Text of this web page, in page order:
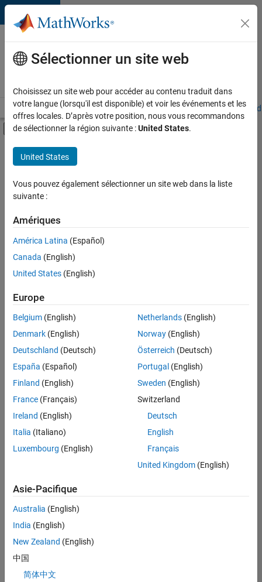
Passer au contenu
Votre
carrière
chez
Accueil Explorer nos opportunités Adresses de nos bureaux
Activer/désactiver l'affichage du menu
Contenu principal
FILTRER PAR
Programme destiné aux nouvelles carrières (EDG)
Gestion des programmes
Ingénierie des processus logiciels
Actuellement,
aucune
offre
d'emploi
correspondant
à vos
critères
de
recherche.
Vous
pouvez
élargir
votre
recherche
ou
afficher
l’ensemble
d'emploi.
malgré
tout
vous
trouvez
pas
Sélectionner un site web
Choisissez un site web pour accéder au contenu traduit dans
votre langue (lorsqu'il est disponible) et voir les événements et les
offres locales. D’après votre position, nous vous recommandons
de sélectionner la région suivante :United States.
United States
Vous pouvez également sélectionner un site web dans la liste
suivante :
Amériques
América Latina (Español)
Canada (English)
United States (English)
Europe
Belgium (English)
Denmark (English)
Deutschland (Deutsch)
España (Español)
Finland (English)
France (Français)
Ireland (English)
Italia (Italiano)
Luxembourg (English)
Netherlands(English)
Norway(English)
Österreich (Deutsch)
Portugal (English)
Sweden (English)
Switzerland
Deutsch
English
Français
United Kingdom(English)
Asie-Pacifique
Australia (English)
India (English)
New Zealand (English)
中国
简体中文